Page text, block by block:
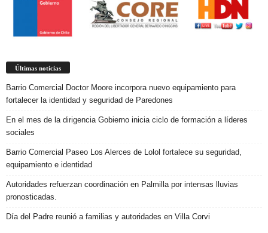
Últimas noticias
Barrio Comercial Doctor Moore incorpora nuevo equipamiento para
fortalecer la identidad y seguridad de Paredones
En el mes de la dirigencia Gobierno inicia ciclo de formación a líderes
sociales
Barrio Comercial Paseo Los Alerces de Lolol fortalece su seguridad,
equipamiento e identidad
Autoridades refuerzan coordinación en Palmilla por intensas lluvias
pronosticadas.
Día del Padre reunió a familias y autoridades en Villa Corvi